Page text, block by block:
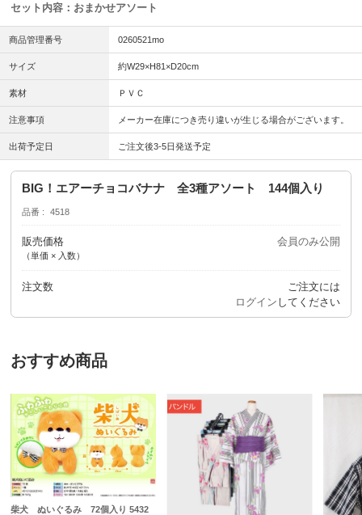
セット内容：おまかせアソート
商品管理番号 0260521mo
サイズ 約W29×H81×D20cm
素材 ＰＶＣ
注意事項 メーカー在庫につき売り違いが生じる場合がございます。
出荷予定日 ご注文後3-5日発送予定
BIG！エアーチョコバナナ 全3種アソート 144個入り
品番 4518
販売価格
（単価 × 入数）
会員のみ公開
注文数
ご注文には
ログイン してください
おすすめ商品
柴犬 ぬいぐるみ 72個入り 5432